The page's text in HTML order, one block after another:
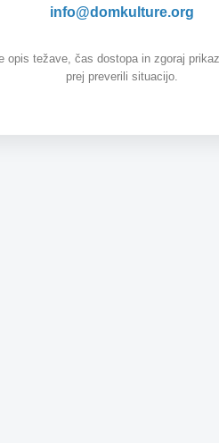
info@domkulture.org
opis težave, čas dostopa in zgoraj
prej preverili situacijo.